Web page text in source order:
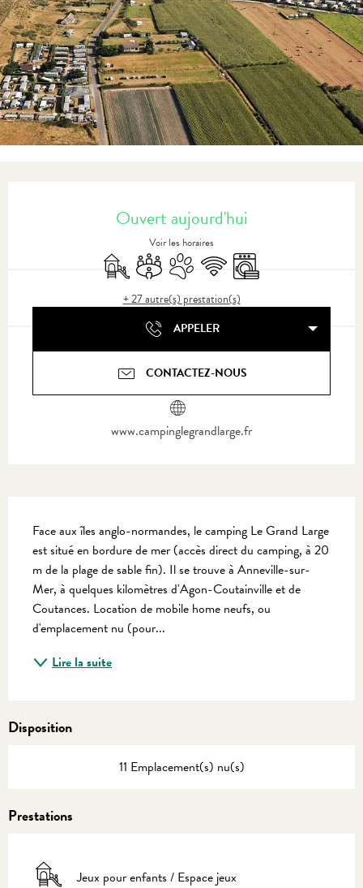
Ouvert aujourd'hui
Voir les horaires
Jeux pour enfants / Espace jeux
Salle de réunion
Animaux acceptés
WiFi Lave linge
+ 27 autre(s) prestation(s)
APPELER
CONTACTEZ-NOUS
www.campinglegrandlarge.fr
Face aux îles anglo-normandes, le camping Le Grand Large
est situé en bordure de mer (accès direct du camping, à 20
m de la plage de sable fin). Il se trouve à Anneville-sur-
Mer, à quelques kilomètres d'Agon-Coutainville et de
Coutances. Location de mobile home neufs, ou
d'emplacement nu (pour...
Lire la suite
Disposition
11 Emplacement(s) nu(s)
Prestations
Jeux pour enfants / Espace jeux